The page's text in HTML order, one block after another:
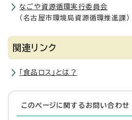
なごや資源循環実行委員会
（名古屋市環境局資源循環推進課）
関連リンク
「食品ロス」とは？
このページに関する お問い合わせ